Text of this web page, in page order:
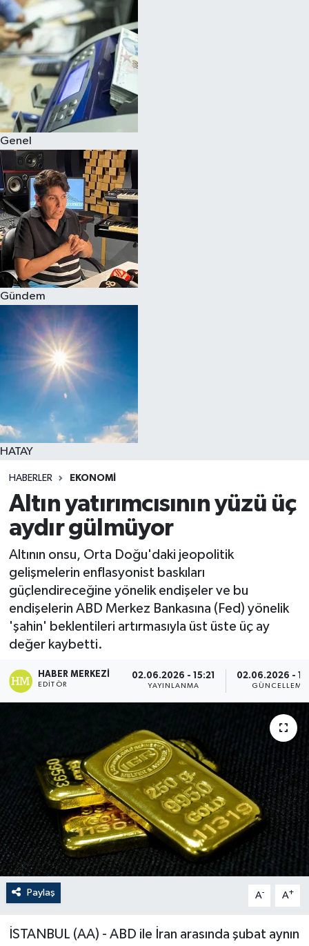
Genel
Gündem
HATAY
HABERLER EKONOMI
Altın yatırımcısının yüzü üç
aydır gülmüyor
Altının onsu, Orta Doğu'daki jeopolitik
gelişmelerin enflasyonist baskıları
güçlendireceğine yönelik endişeler ve bu
endişelerin ABD Merkez Bankasına (Fed) yönelik
'şahin' beklentileri artırmasıyla üst üste üç ay
değer kaybetti.
HABER MERKEZI
EDITÖR
02.06.2026 - 15:21
YAYINLANMA
02.06.2026 -
GÜNCELLEME
Paylaş A- A+
İSTANBUL (AA) - ABD ile İran arasında şubat aynın
Spor
Teknoloji
Yaşam